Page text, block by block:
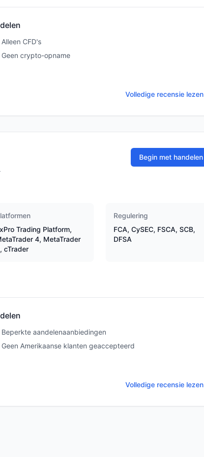
Alleen CFD's
Geen crypto-opname
Volledige recensie lezen
Begin met handelen
Trading Platform,
4, MetaTrader
cTrader
Regulering
FCA, CySEC, FSCA, SCB,
DFSA
Beperkte aandelenaanbiedingen
Geen Amerikaanse klanten geaccepteerd
Volledige recensie lezen